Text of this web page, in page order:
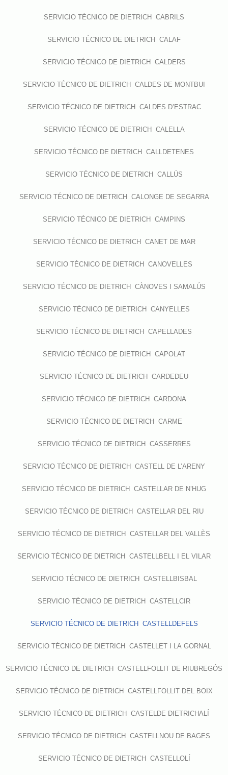
SERVICIO TÉCNICO DE DIETRICH CABRILS
SERVICIO TÉCNICO DE DIETRICH CALAF
SERVICIO TÉCNICO DE DIETRICH CALDERS
SERVICIO TÉCNICO DE DIETRICH CALDES DE MONTBUI
SERVICIO TÉCNICO DE DIETRICH CALDES D’ESTRAC
SERVICIO TÉCNICO DE DIETRICH CALELLA
SERVICIO TÉCNICO DE DIETRICH CALLDETENES
SERVICIO TÉCNICO DE DIETRICH CALLÚS
SERVICIO TÉCNICO DE DIETRICH CALONGE DE SEGARRA
SERVICIO TÉCNICO DE DIETRICH CAMPINS
SERVICIO TÉCNICO DE DIETRICH CANET DE MAR
SERVICIO TÉCNICO DE DIETRICH CANOVELLES
SERVICIO TÉCNICO DE DIETRICH CÀNOVES I SAMALÚS
SERVICIO TÉCNICO DE DIETRICH CANYELLES
SERVICIO TÉCNICO DE DIETRICH CAPELLADES
SERVICIO TÉCNICO DE DIETRICH CAPOLAT
SERVICIO TÉCNICO DE DIETRICH CARDEDEU
SERVICIO TÉCNICO DE DIETRICH CARDONA
SERVICIO TÉCNICO DE DIETRICH CARME
SERVICIO TÉCNICO DE DIETRICH CASSERRES
SERVICIO TÉCNICO DE DIETRICH CASTELL DE L’ARENY
SERVICIO TÉCNICO DE DIETRICH CASTELLAR DE N’HUG
SERVICIO TÉCNICO DE DIETRICH CASTELLAR DEL RIU
SERVICIO TÉCNICO DE DIETRICH CASTELLAR DEL VALLÈS
SERVICIO TÉCNICO DE DIETRICH CASTELLBELL I EL VILAR
SERVICIO TÉCNICO DE DIETRICH CASTELLBISBAL
SERVICIO TÉCNICO DE DIETRICH CASTELLCIR
SERVICIO TÉCNICO DE DIETRICH CASTELLDEFELS
SERVICIO TÉCNICO DE DIETRICH CASTELLET I LA GORNAL
SERVICIO TÉCNICO DE DIETRICH CASTELLFOLLIT DE RIUBREGÓS
SERVICIO TÉCNICO DE DIETRICH CASTELLFOLLIT DEL BOIX
SERVICIO TÉCNICO DE DIETRICH CASTELDE DIETRICHALÍ
SERVICIO TÉCNICO DE DIETRICH CASTELLNOU DE BAGES
SERVICIO TÉCNICO DE DIETRICH CASTELLOLÍ